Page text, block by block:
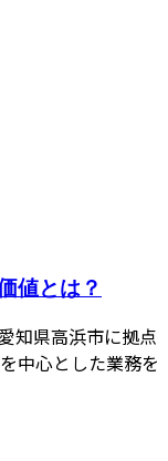
値とは？
知県高浜市に拠点
中心とした業務を